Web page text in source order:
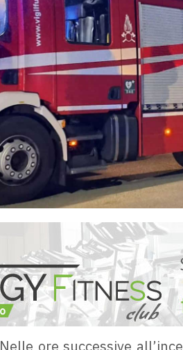
Nelle ore successive